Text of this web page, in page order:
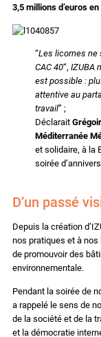
3,5 millions d’euros en
“Les licornes ne
CAC 40“, IZUBA
est possible :
attentive au
travail” ;
Déclarait
Méditerranée
et solidaire, à la
soirée
D’un passé
Depuis la création
nos pratiques et à
de promouvoir des
environnementale.
Pendant la soirée de
a rappelé le sens de
de la société et de la
et la démocratie